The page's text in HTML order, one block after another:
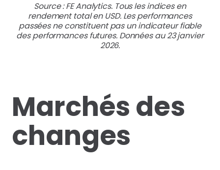
Source : FE Analytics. Tous les indices en
rendement total en USD. Les performances
passées ne constituent pas un indicateur fiable
des performances futures. Données au 23 janvier
2026.
Marchés des
changes